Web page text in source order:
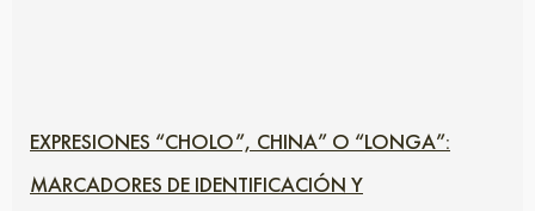
EXPRESIONES “CHOLO”, CHINA” O “LONGA”:
MARCADORES DE IDENTIFICACIÓN Y